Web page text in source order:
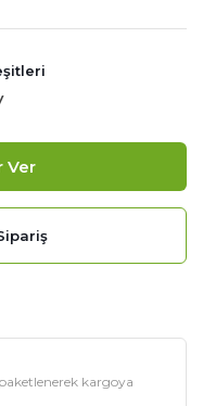
Ver
kargoya